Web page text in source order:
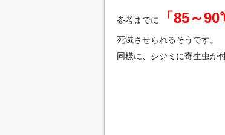
参考までに 「85～
死滅させられるそうです。
同様に、シジミに寄生虫が